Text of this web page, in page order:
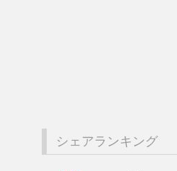
シェアランキング